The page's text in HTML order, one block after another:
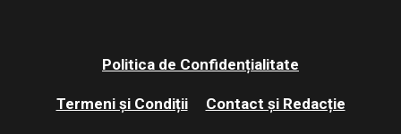
Politica de Confidențialitate
Termeni și Condiții Contact și Redacție